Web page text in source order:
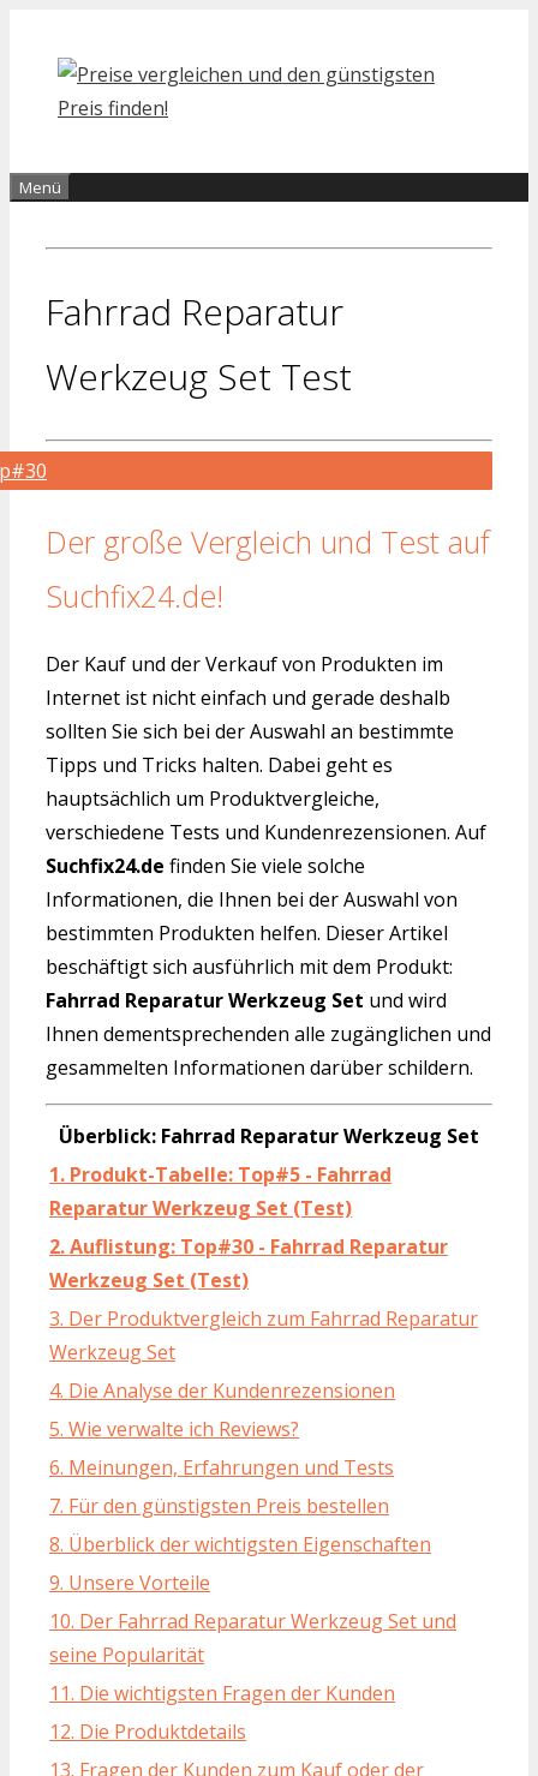
Inhalt
springen
Menü
Fahrrad Reparatur
Werkzeug Set Test
Der große Vergleich und Test auf
Suchfix24.de!
Der Kauf und der Verkauf von Produkten im
Internet ist nicht einfach und gerade deshalb
sollten Sie sich bei der Auswahl an bestimmte
Tipps und Tricks halten. Dabei geht es
hauptsächlich um Produktvergleiche,
verschiedene Tests und Kundenrezensionen. Auf
Suchfix24.de finden Sie viele solche
Informationen, die Ihnen bei der Auswahl von
bestimmten Produkten helfen. Dieser Artikel
beschäftigt sich ausführlich mit dem Produkt:
Fahrrad Reparatur Werkzeug Set und wird
Ihnen dementsprechenden alle zugänglichen und
gesammelten Informationen darüber schildern.
Überblick: Fahrrad Reparatur Werkzeug Set
1. Produkt-Tabelle: Top#5 - Fahrrad
Reparatur Werkzeug Set (Test)
2. Auflistung: Top#30 - Fahrrad Reparatur
Werkzeug Set (Test)
3. Der Produktvergleich zum Fahrrad Reparatur
Werkzeug Set
4. Die Analyse der Kundenrezensionen
5. Wie verwalte ich Reviews?
6. Meinungen, Erfahrungen und Tests
7. Für den günstigsten Preis bestellen
8. Überblick der wichtigsten Eigenschaften
9. Unsere Vorteile
10. Der Fahrrad Reparatur Werkzeug Set und
seine Popularität
11. Die wichtigsten Fragen der Kunden
12. Die Produktdetails
13. Fragen der Kunden zum Kauf oder der